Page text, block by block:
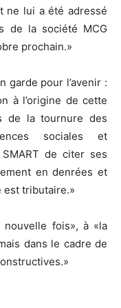
ne lui a été adressé
de la société MCG
prochain.»
garde pour l’avenir :
à l’origine de cette
de la tournure des
sociales et
de citer ses
en denrées et
est tributaire.»
nouvelle fois», à «la
dans le cadre de